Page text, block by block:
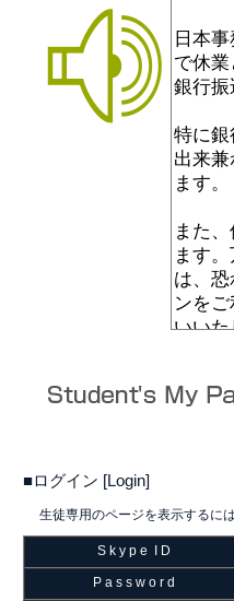
■ログイン [Login]
生徒専用のページを表示するに
S k y p e I D
P a s s w o r d